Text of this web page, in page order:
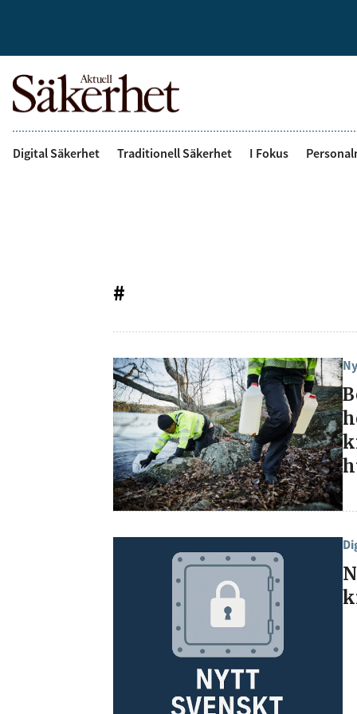
Digital Säkerhet Traditionell Säkerhet I Fokus
#